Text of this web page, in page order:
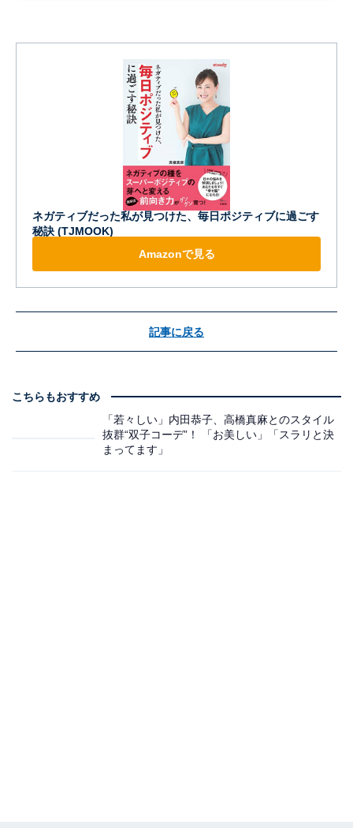
ネガティブだった私が見つけた、毎日ポジティブに過ごす
秘訣 (TJMOOK)
Amazonで見る
記事に戻る
こちらもおすすめ
「若々しい」内田恭子、高橋真麻とのスタイル
抜群“双子コーデ”！ 「お美しい」「スラリと決
まってます」